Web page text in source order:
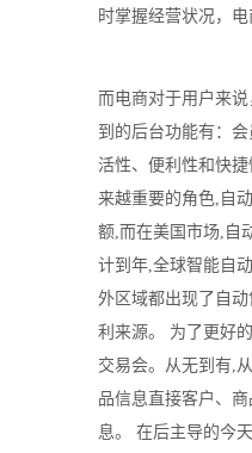
时掌握经营状况，
而电商对于用户来
到的后台功能有：
活性、便利性和快
来越重要的角色,自
额,而在美国市场,自
计到年,全球智能自
外区域都出现了自
利来源。 为了更好
交易会。从无到有,
品信息直接客户、
息。 在后主导的今